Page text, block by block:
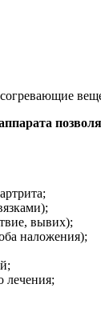
вывих);
наложения);
лечения;